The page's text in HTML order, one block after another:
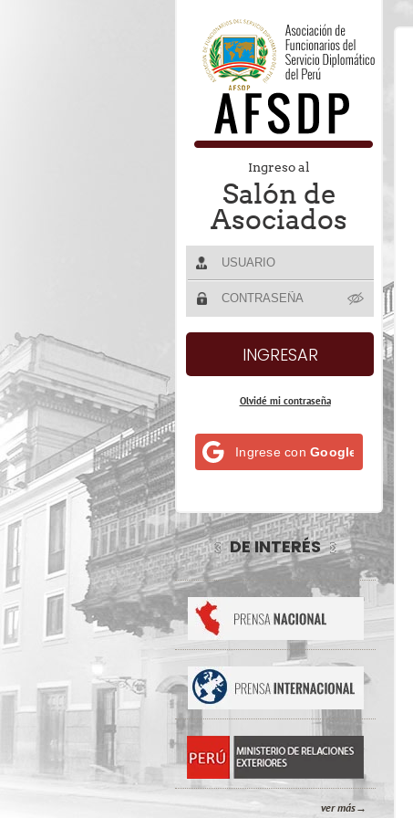
Ingreso al
Salón de
Asociados
Olvidé mi contraseña
Ingrese con Google
DE INTERÉS
ver más